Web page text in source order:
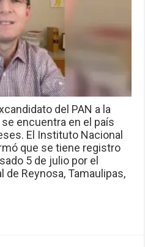
del PAN a la
encuentra en el país
El Instituto Nacional
que se tiene registro
5 de julio por el
Reynosa, Tamaulipas,